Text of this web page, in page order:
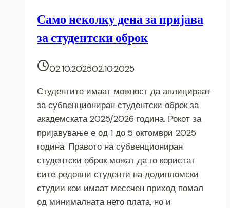
Само неколку дена за пријава
за студентски оброк
02.10.202502.10.2025
Студентите имаат можност да аплицираат
за субвенциониран студентски оброк за
академската 2025/2026 година. Рокот за
пријавување е од 1 до 5 октомври 2025
година. Правото на субвенциониран
студентски оброк можат да го користат
сите редовни студенти на додипломски
студии кои имаат месечен приход помал
од минималната нето плата, но и